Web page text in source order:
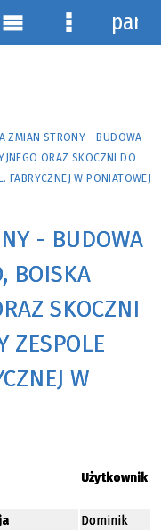
ZMIAN STRONY - BUDOWA
ORAZ SKOCZNI DO
W PONIATOWEJ
- BUDOWA
BOISKA
SKOCZNI
ZESPOLE
W
Użytkownik
Dominik
Menu Menu
panel